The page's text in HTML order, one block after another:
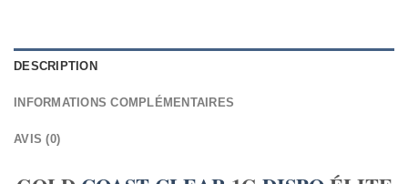
DESCRIPTION
INFORMATIONS COMPLÉMENTAIRES
AVIS (0)